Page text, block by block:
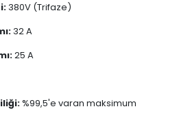
380V (Trifaze)
32 A
25 A
%99,5'e varan maksimum